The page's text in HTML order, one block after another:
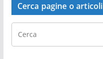
Cerca pagine o articoli